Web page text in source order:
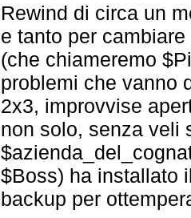
Rewind di circa un
e tanto per
(che chiameremo
problemi che vanno
2x3, improvvise
non solo, senza veli
$Boss) ha installato
backup per